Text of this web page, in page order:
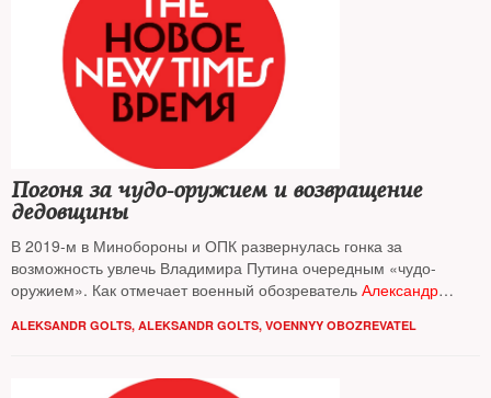
Погоня за чудо-оружием и возвращение
дедовщины
В 2019-м в Минобороны и ОПК развернулась гонка за
возможность увлечь Владимира Путина очередным «чудо-
оружием». Как отмечает военный обозреватель Александр
аварией на севере
ALEKSANDR GOLTS, ALEKSANDR GOLTS, VOENNYY OBOZREVATEL